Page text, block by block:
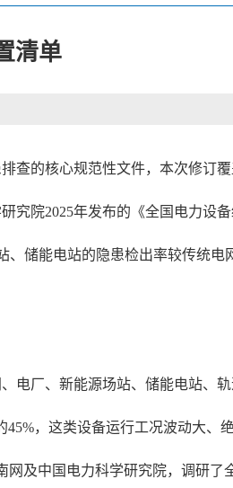
清单
查的核心规范性文件，本次修订
究院2025年发布的《全国电力设
储能电站的隐患检出率较传统电
电厂、新能源场站、储能电站、
，这类设备运行工况波动大、
及中国电力科学研究院，调研了